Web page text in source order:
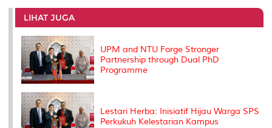
e
b
o
o
k
t
e
r
e
I
l
L
n
P
e
s
t
LIHAT JUGA
UPM and NTU Forge Stronger
Partnership through Dual PhD
Programme
Lestari Herba: Inisiatif Hijau Warga SPS
Perkukuh Kelestarian Kampus